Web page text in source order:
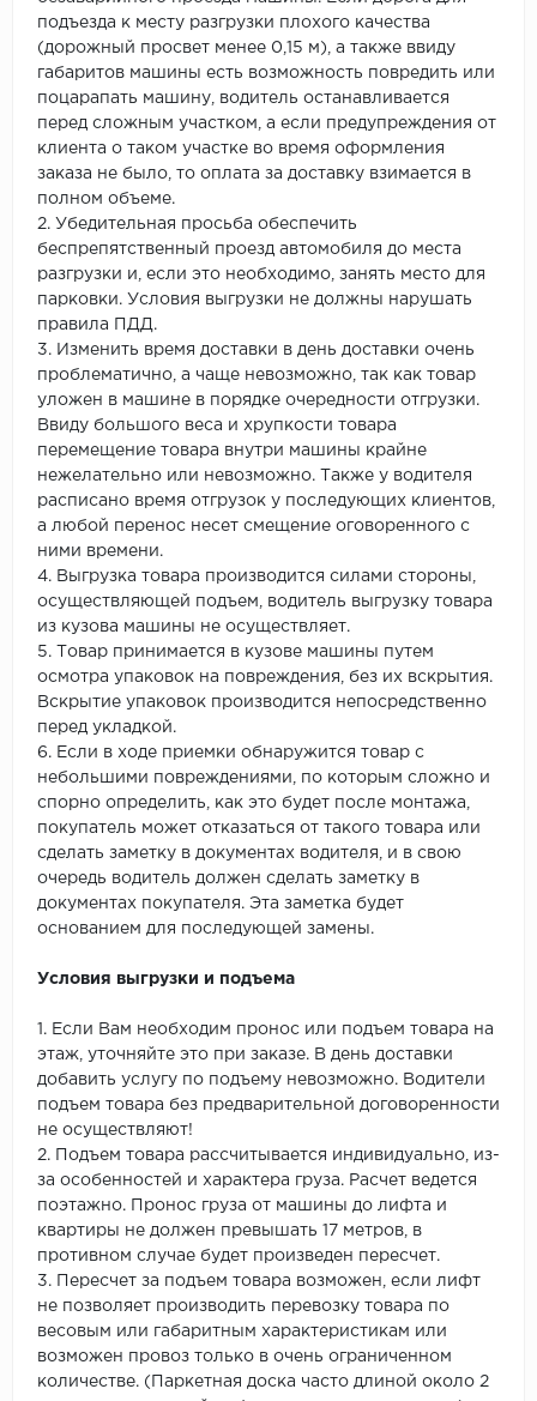
подъезда к месту разгрузки плохого качества
(дорожный просвет менее 0,15 м), а также ввиду
габаритов машины есть возможность повредить или
поцарапать машину, водитель останавливается
перед сложным участком, а если предупреждения от
клиента о таком участке во время оформления
заказа не было, то оплата за доставку взимается в
полном объеме.
2. Убедительная просьба обеспечить
беспрепятственный проезд автомобиля до места
разгрузки и, если это необходимо, занять место для
парковки. Условия выгрузки не должны нарушать
правила ПДД.
3. Изменить время доставки в день доставки очень
проблематично, а чаще невозможно, так как товар
уложен в машине в порядке очередности отгрузки.
Ввиду большого веса и хрупкости товара
перемещение товара внутри машины крайне
нежелательно или невозможно. Также у водителя
расписано время отгрузок у последующих клиентов,
а любой перенос несет смещение оговоренного с
ними времени.
4. Выгрузка товара производится силами стороны,
осуществляющей подъем, водитель выгрузку товара
из кузова машины не осуществляет.
5. Товар принимается в кузове машины путем
осмотра упаковок на повреждения, без их вскрытия.
Вскрытие упаковок производится непосредственно
перед укладкой.
6. Если в ходе приемки обнаружится товар с
небольшими повреждениями, по которым сложно и
спорно определить, как это будет после монтажа,
покупатель может отказаться от такого товара или
сделать заметку в документах водителя, и в свою
очередь водитель должен сделать заметку в
документах покупателя. Эта заметка будет
основанием для последующей замены.
Условия выгрузки и подъема
1. Если Вам необходим пронос или подъем товара на
этаж, уточняйте это при заказе. В день доставки
добавить услугу по подъему невозможно. Водители
подъем товара без предварительной договоренности
не осуществляют!
2. Подъем товара рассчитывается индивидуально, из-
за особенностей и характера груза. Расчет ведется
поэтажно. Пронос груза от машины до лифта и
квартиры не должен превышать 17 метров, в
противном случае будет произведен пересчет.
3. Пересчет за подъем товара возможен, если лифт
не позволяет производить перевозку товара по
весовым или габаритным характеристикам или
возможен провоз только в очень ограниченном
количестве. (Паркетная доска часто длиной около 2